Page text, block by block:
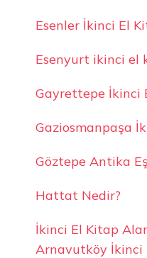
Esenler İkinci El
Esenyurt ikinci el
Gayrettepe İkinci
Gaziosmanpaşa
Göztepe Antika
Hattat Nedir?
İkinci El Kitap
Arnavutköy İkinci